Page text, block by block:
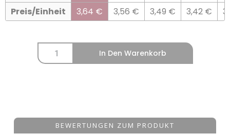
Preis/Einheit
3,64 €
3,56 €
3,49 €
3,42 €
In Den Warenkorb
BEWERTUNGEN ZUM PRODUKT